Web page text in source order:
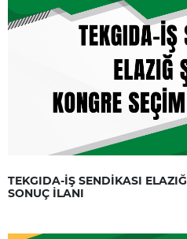
TEKGIDA-İŞ SENDİKASI
SONUÇ İLANI